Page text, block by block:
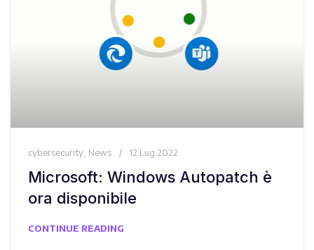
cybersecurity News 12 Lug 2022
Microsoft: Windows Autopatch è
ora disponibile
CONTINUE READING